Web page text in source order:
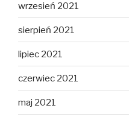
wrzesień 2021
sierpień 2021
lipiec 2021
czerwiec 2021
maj 2021